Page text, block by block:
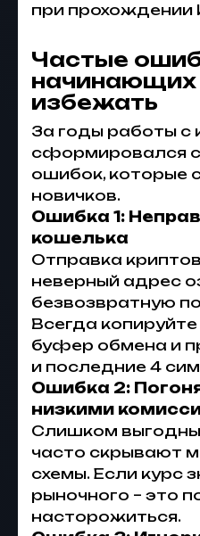
при прохождении
Частые
начинающих
избежать
За годы работы с
сформировался
ошибок, которые
новичков.
Ошибка 1:
кошелька
Отправка
неверный адрес
безвозвратную
Всегда
буфер обмена и
и последние 4
Ошибка 2:
низкими
Слишком
часто скрывают
схемы. Если курс
рыночного – это
насторожиться.